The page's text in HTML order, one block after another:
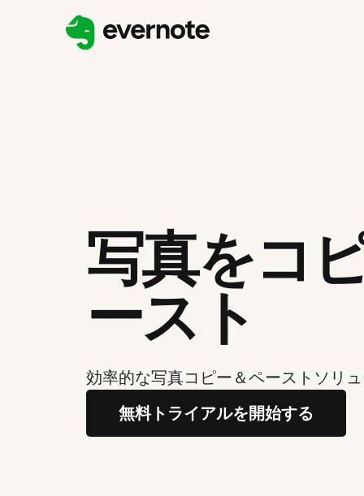
写真をコ
ースト
効率的な写真コピー＆ペーストソリ
無料トライアルを開始する